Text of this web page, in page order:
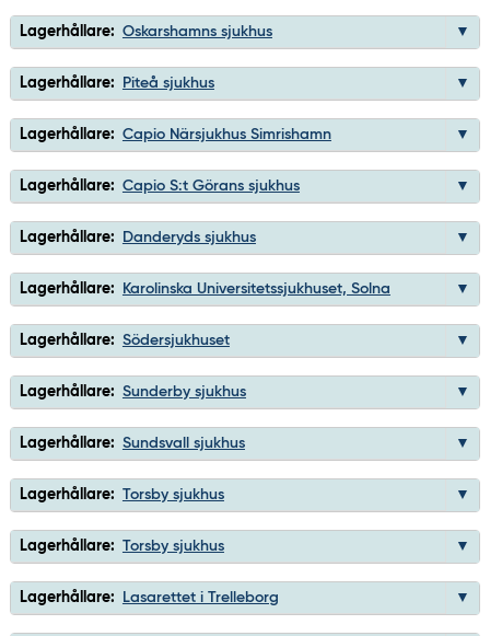
Lagerhållare: Oskarshamns sjukhus
Lagerhållare: Piteå sjukhus
Lagerhållare: Capio Närsjukhus Simrishamn
Lagerhållare: Capio S:t Görans sjukhus
Lagerhållare: Danderyds sjukhus
Lagerhållare: Karolinska Universitetssjukhuset, Solna
Lagerhållare: Södersjukhuset
Lagerhållare: Sunderby sjukhus
Lagerhållare: Sundsvall sjukhus
Lagerhållare: Torsby sjukhus
Lagerhållare: Torsby sjukhus
Lagerhållare: Lasarettet i Trelleborg